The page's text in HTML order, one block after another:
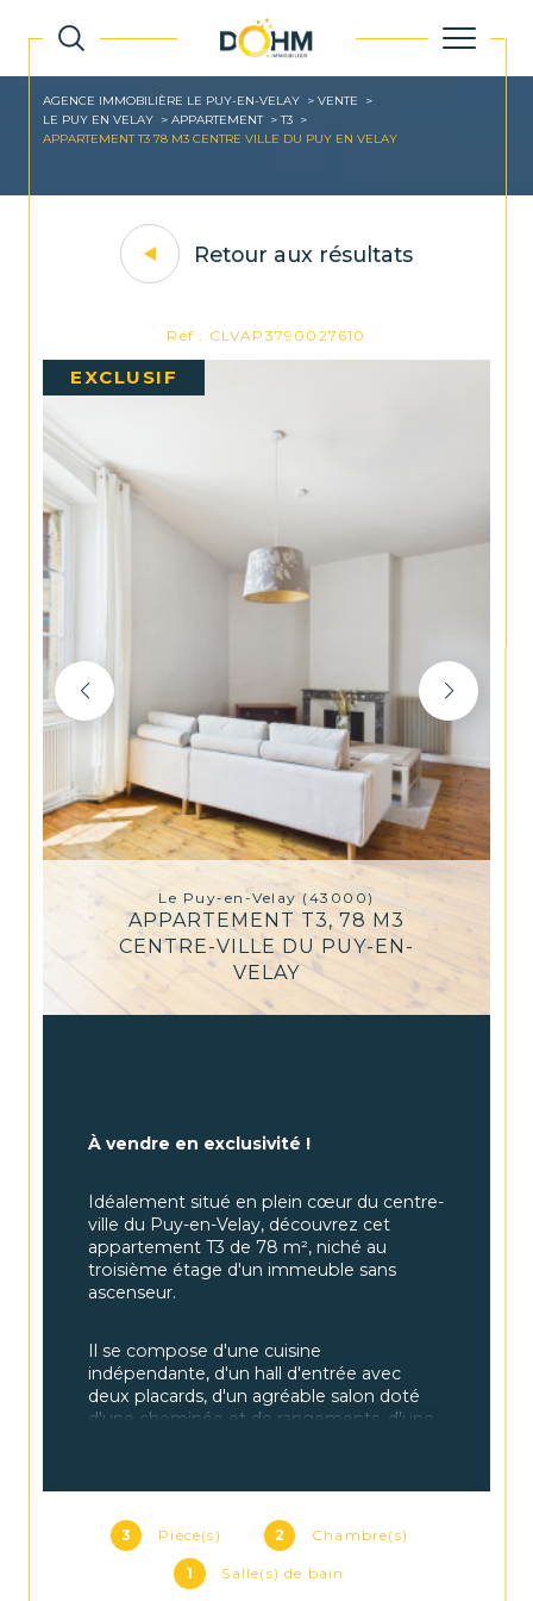
AGENCE IMMOBILIÈRE LE PUY-EN-VELAY
VENTE
LE PUY EN VELAY
APPARTEMENT
T3
APPARTEMENT T3 78 M3 CENTRE VILLE DU PUY EN VELAY
Retour aux résultats
Réf : CLVAP3790027610
EXCLUSIF
Le Puy-en-Velay (43000)
APPARTEMENT T3, 78 M3
CENTRE-VILLE DU PUY-EN-
VELAY
3 Pièce(s) 2 Chambre(s)
1 Salle(s) de bain
À vendre en exclusivité !
Idéalement situé en plein cœur du centre-
ville du Puy-en-Velay, découvrez cet
appartement T3 de 78 m², niché au
troisième étage d'un immeuble sans
ascenseur.
Il se compose d'une cuisine
indépendante, d'un hall d'entrée avec
deux placards, d'un agréable salon doté
d'une cheminée et de rangements, d'une
Ce bien est parfait pour un premier achat
ou un investissement locatif. Vous
apprécierez le charme de l'ancien avec
ses magnifiques parquets, ses